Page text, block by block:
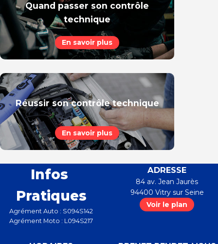
Quand passer son contrôle
technique
En savoir plus
Réussir son contrôle technique
En savoir plus
Infos
Pratiques
Agrément Auto : S094S142
Agrément Moto : L094S217
ADRESSE
84 av. Jean Jaurès
94400 Vitry sur Seine
Voir le plan